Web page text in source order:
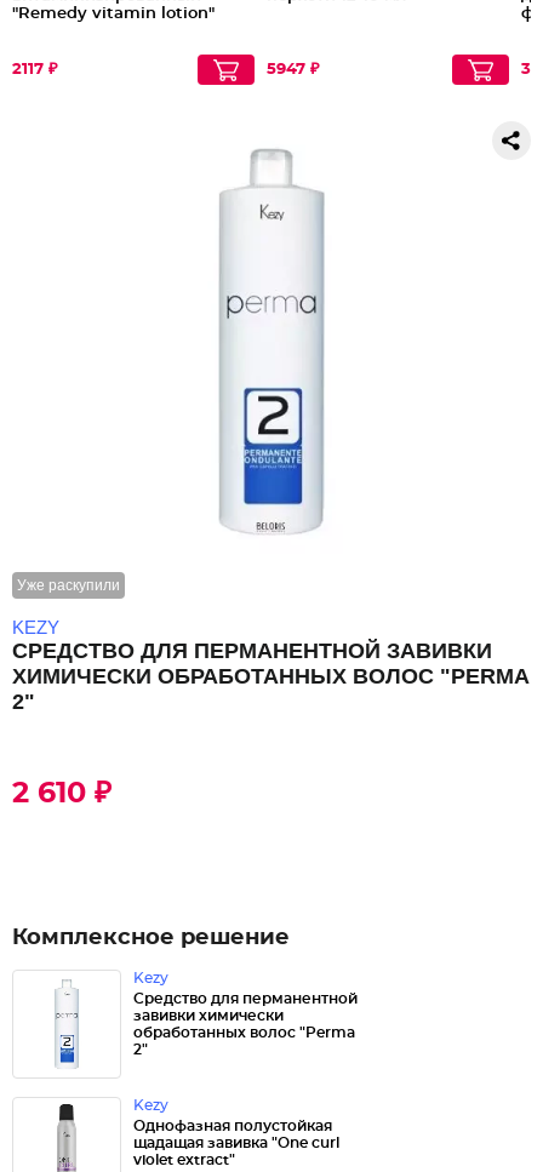
"Remedy vitamin lotion"
2117 ₽ 5947 ₽
Уже раскупили
KEZY
СРЕДСТВО ДЛЯ ПЕРМАНЕНТНОЙ ЗАВИВКИ
ХИМИЧЕСКИ ОБРАБОТАННЫХ ВОЛОС "PERMA
2"
2 610 ₽
Комплексное решение
Kezy
Средство для перманентной
завивки химически
обработанных волос "Perma
2"
Kezy
Однофазная полустойкая
щадащая завивка "One curl
violet extract"